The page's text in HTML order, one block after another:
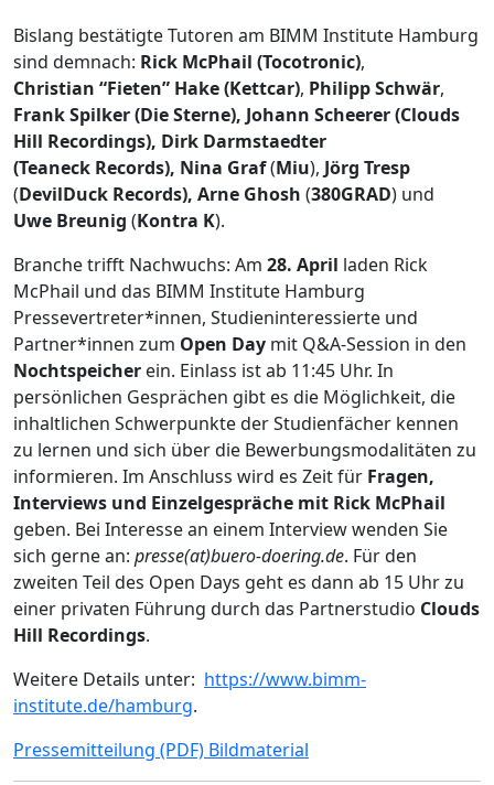
Bislang bestätigte Tutoren am BIMM Institute Hamburg
sind demnach: Rick McPhail (Tocotronic),
Christian “Fieten” Hake(Kettcar), Philipp Schwär,
Frank Spilker (Die Sterne), Johann Scheerer (Clouds
Hill Recordings), Dirk Darmstaedter
(Teaneck Records), Nina Graf(Miu), Jörg Tresp
(DevilDuck Records), Arne Ghosh (380GRAD) und
Uwe Breunig (Kontra K).
Branche trifft Nachwuchs: Am 28. April laden Rick
McPhail und das BIMM Institute Hamburg
Pressevertreter*innen, Studieninteressierte und
Partner*innen zum Open Day mit Q&A-Session in den
Nochtspeicher ein. Einlass ist ab 11:45 Uhr. In
persönlichen Gesprächen gibt es die Möglichkeit, die
inhaltlichen Schwerpunkte der Studienfächer kennen
zu lernen und sich über die Bewerbungsmodalitäten zu
informieren. Im Anschluss wird es Zeit für Fragen,
Interviews und Einzelgespräche mit Rick McPhail
geben. Bei Interesse an einem Interview wenden Sie
sich gerne an: presse(at)buero-doering.de. Für den
zweiten Teil des Open Days geht es dann ab 15 Uhr zu
einer privaten Führung durch das Partnerstudio Clouds
Hill Recordings.
Weitere Details unter: https://www.bimm-
institute.de/hamburg.
Pressemitteilung (PDF) Bildmaterial